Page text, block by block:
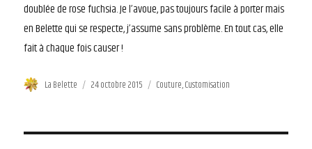
doublée de rose fuchsia. Je l’avoue, pas toujours facile à porter mais
en Belette qui se respecte, j’assume sans problème. En tout cas, elle
fait à chaque fois causer !
Auteur
La Belette
Publié
24 octobre 2015 Catégories
Couture,Customisation